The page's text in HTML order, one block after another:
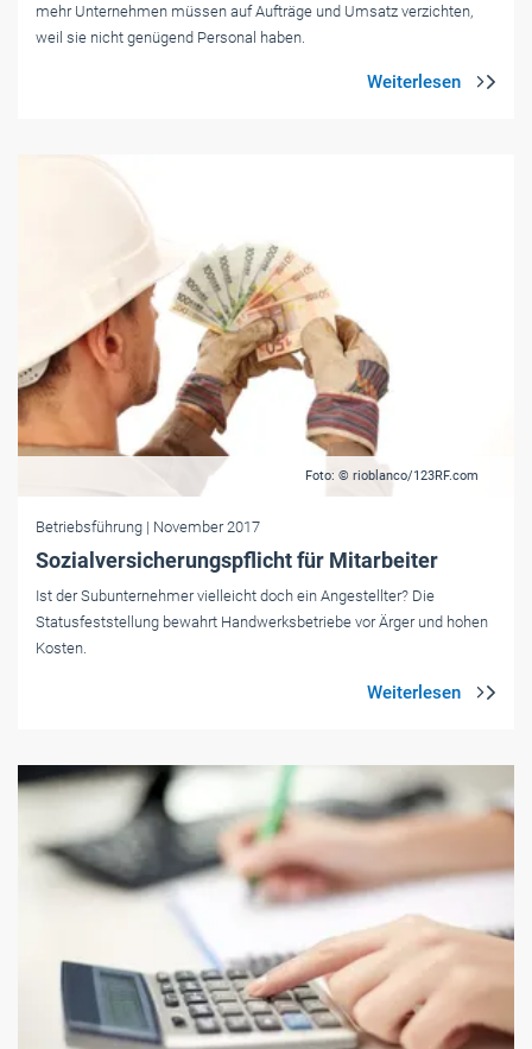
mehr Unternehmen müssen auf Aufträge und Umsatz verzichten,
weil sie nicht genügend Personal haben.
Foto: © rioblanco/123RF.com
Betriebsführung | November 2017
Sozialversicherungspflicht für Mitarbeiter
Ist der Subunternehmer vielleicht doch ein Angestellter? Die
Statusfeststellung bewahrt Handwerksbetriebe vor Ärger und hohen
Kosten.